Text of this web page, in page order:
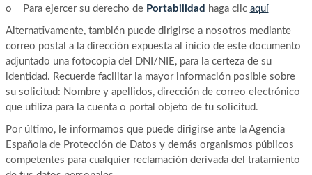
o Para ejercer su derecho de Portabilidad haga clic aquí
Alternativamente, también puede dirigirse a nosotros mediante
correo postal a la dirección expuesta al inicio de este documento
adjuntado una fotocopia del DNI/NIE, para la certeza de su
identidad. Recuerde facilitar la mayor información posible sobre
su solicitud: Nombre y apellidos, dirección de correo electrónico
que utiliza para la cuenta o portal objeto de tu solicitud.
Por último, le informamos que puede dirigirse ante la Agencia
Española de Protección de Datos y demás organismos públicos
competentes para cualquier reclamación derivada del tratamiento